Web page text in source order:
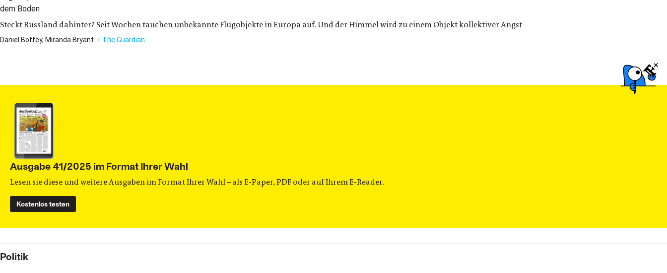
Steckt Russland dahinter? Seit Wochen tauchen unbekannte Flugobjekte in Europa auf. Und der Himmel wird zu einem Objekt kollektiver Angst
Daniel Boffey, Miranda Bryant The Guardian
Ausgabe 41/2025 im Format Ihrer Wahl
Lesen sie diese und weitere Ausgaben im Format Ihrer Wahl – als E-Paper, PDF oder auf Ihrem E-Reader.
Kostenlos testen
Politik